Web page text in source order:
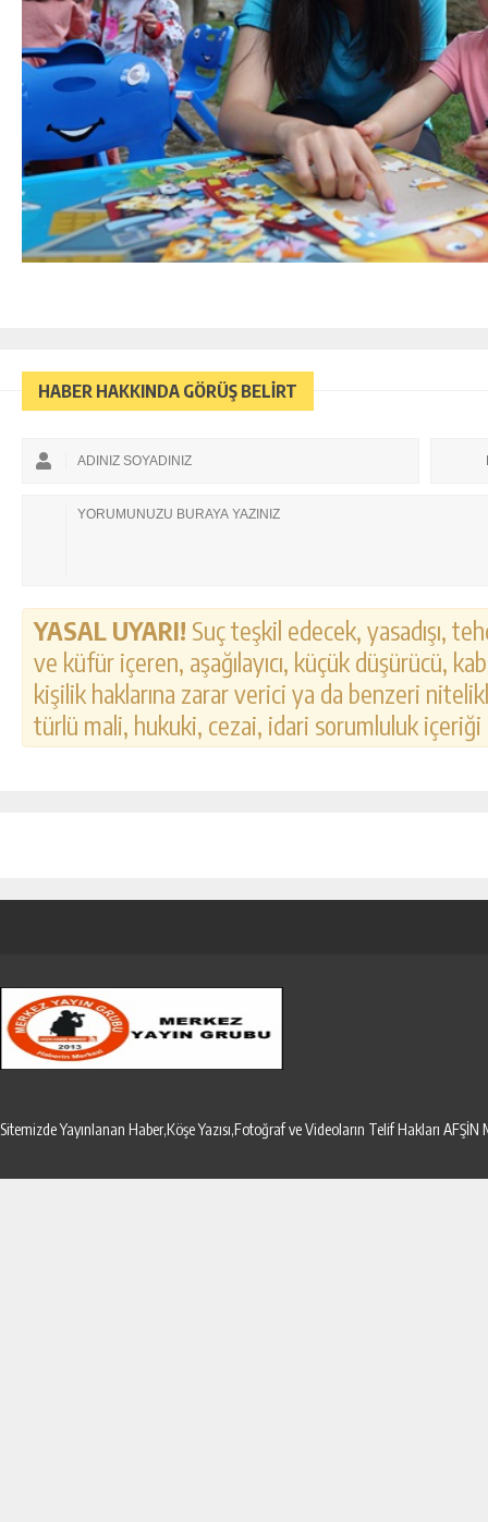
HABER HAKKINDA GÖRÜŞ BELİRT
YASAL UYARI! Suç teşkil edecek, yasadışı,
ve küfür içeren, aşağılayıcı, küçük düşürücü,
kişilik haklarına zarar verici ya da benzeri
türlü mali, hukuki, cezai, idari sorumluluk
Sitemizde Yayınlanan Haber,Köşe Yazısı,Fotoğraf ve Videoların Telif Hakları